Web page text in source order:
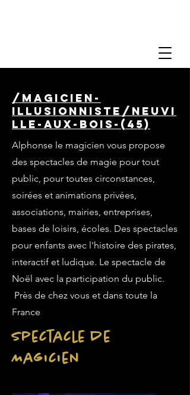
/magicien-
illusionniste/neuvi
lle-aux-bois-(45)
Alphonse le magicien vous propose
des spectacles de magie pour tout
public, pour toutes circonstances,
soirées et animations privées,
associations, mairies, entreprises,
bases de loisirs, écoles. Des spectacles
pour enfants avec l'histoire des pirates,
interactif et ludique. Le spectacle de
Noël avec la participation du public.
Près de chez vous et dans toute la
France
Spectacle de
Magicien